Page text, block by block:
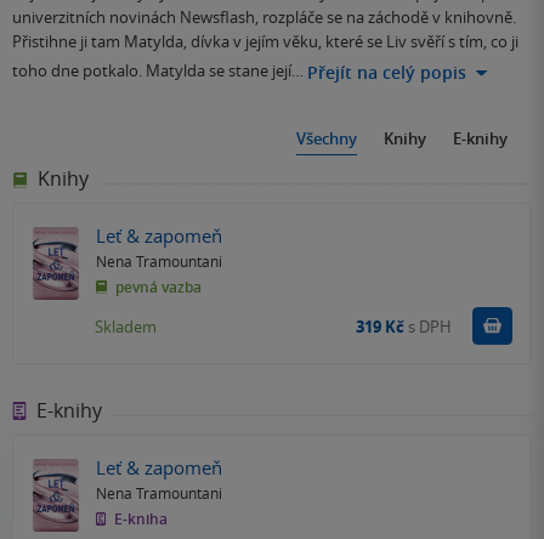
univerzitních novinách Newsflash, rozpláče se na záchodě v knihovně.
Přistihne ji tam Matylda, dívka v jejím věku, které se Liv svěří s tím, co ji
toho dne potkalo. Matylda se stane její… Přejít na celý popis
Všechny Knihy E-knihy
Knihy
Leť & zapomeň
Nena Tramountani
pevná vazba
Skladem 319 Kč s DPH
E-knihy
Leť & zapomeň
Nena Tramountani
E-kniha